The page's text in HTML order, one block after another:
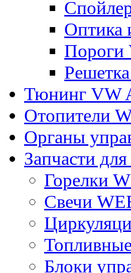
Оптика
Пороги
Тюнинг VW
Отопители
Органы
Запчасти
Горелки
Свечи
Блоки